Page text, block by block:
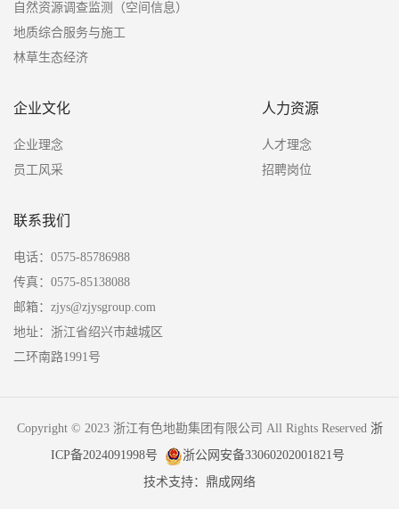
自然资源调查监测（空间信息）
地质综合服务与施工
林草生态经济
企业文化
企业理念
员工风采
人力资源
人才理念
招聘岗位
联系我们
电话：0575-85786988
传真：0575-85138088
邮箱：zjys@zjysgroup.com
地址：浙江省绍兴市越城区
二环南路1991号
Copyright © 2023 浙江有色地勘集团有限公司 All Rights Reserved 浙
ICP备2024091998号
浙公网安备33060202001821号
技术支持：鼎成网络